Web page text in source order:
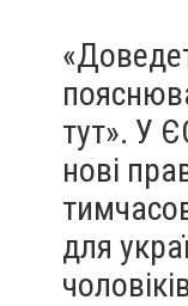
тут». У
нові
для